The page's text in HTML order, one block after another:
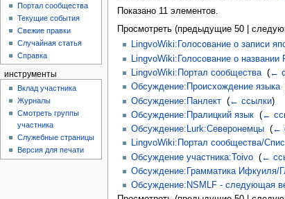
Показано 11 элементов.
Просмотреть (предыдущие 50 |
LingvoWiki:Голосование о записи
LingvoWiki:Голосование о
LingvoWiki:Портал сообщества‎ (←
Обсуждение:Происхождение языка‎
Обсуждение:Панлект‎ (← ссылки)
Обсуждение:Пралицкий язык‎ (←
Обсуждение:Lurk:Северонемцы‎ (←
LingvoWiki:Портал сообщества/
Обсуждение участника:Toivo‎ (←
Обсуждение:Грамматика Ифкуиля/
Обсуждение:NSMLF - следующая
Портал сообщества
Текущие события
Свежие правки
Случайная статья
Справка
инструменты
Вклад участника
Журналы
Смотреть группы
участника
Служебные страницы
Версия для печати